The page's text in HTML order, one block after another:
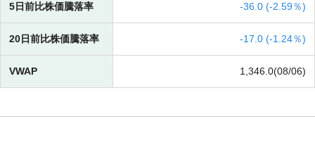
5日前比株価騰落率 -36.0 (-2.59％)
20日前比株価騰落率 -17.0 (-1.24％)
VWAP 1,346.0(08/06)